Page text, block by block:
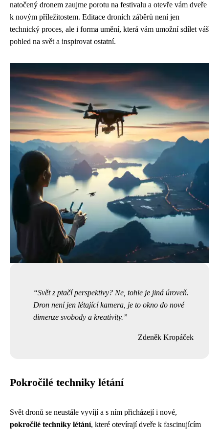
natočený dronem zaujme porotu na festivalu a otevře vám dveře
k novým příležitostem. Editace droních záběrů není jen
technický proces, ale i forma umění, která vám umožní sdílet váš
pohled na svět a inspirovat ostatní.
Svět z ptačí perspektivy? Ne, tohle je jiná úroveň.
Dron není jen létající kamera, je to okno do nové
dimenze svobody a kreativity.
Zdeněk Kropáček
Pokročilé techniky létání
Svět dronů se neustále vyvíjí a s ním přicházejí i nové,
pokročilé techniky létání, které otevírají dveře k fascinujícím